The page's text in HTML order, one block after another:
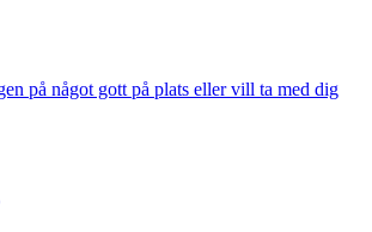
på något gott på plats eller vill ta med dig